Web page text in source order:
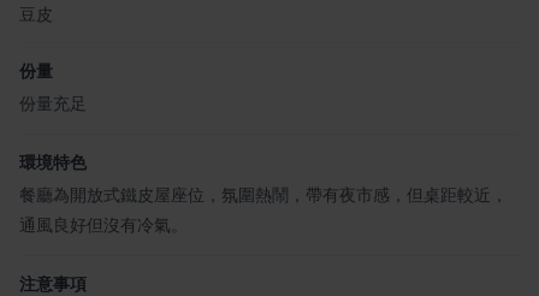
豆皮
份量
份量充足
環境特色
餐廳為開放式鐵皮屋座位，氛圍熱鬧，帶有夜市感，但桌距較近，
通風良好但沒有冷氣。
注意事項